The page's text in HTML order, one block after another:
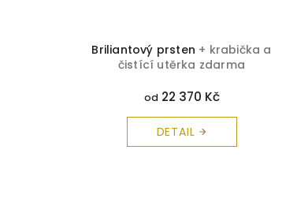
Briliantový prsten + krabička a
čistící utěrka zdarma
od22 370 Kč
DETAIL